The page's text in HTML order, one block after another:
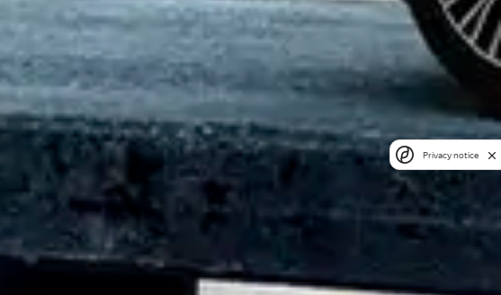
Privacy notice